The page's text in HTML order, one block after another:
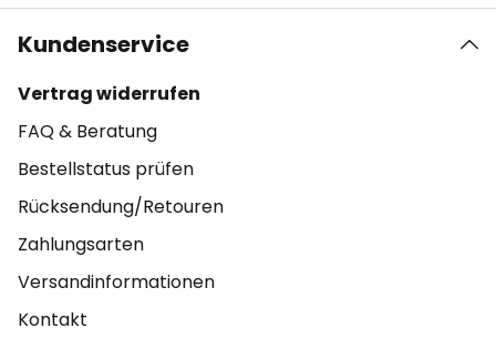
Kundenservice
Vertrag widerrufen
FAQ & Beratung
Bestellstatus prüfen
Rücksendung/Retouren
Zahlungsarten
Versandinformationen
Kontakt